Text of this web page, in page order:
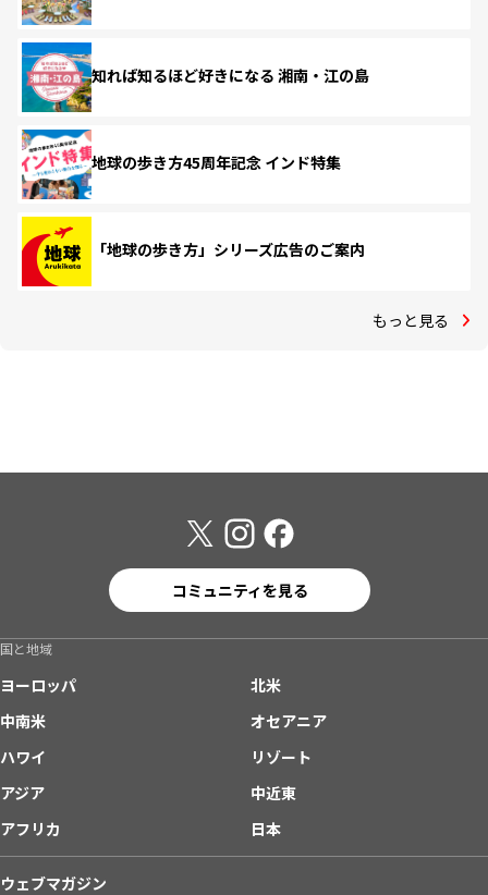
知れば知るほど好きになる 湘南・江の島
地球の歩き方45周年記念 インド特集
「地球の歩き方」シリーズ広告のご案内
もっと見る
コミュニティを見る
国と地域
ヨーロッパ
北米
中南米
オセアニア
ハワイ
リゾート
アジア
中近東
アフリカ
日本
ウェブマガジン